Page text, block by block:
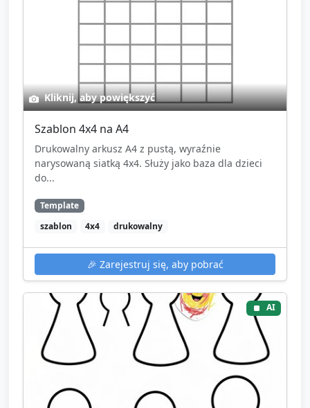
Kliknij, aby powiększyć
Szablon 4x4 na A4
Drukowalny arkusz A4 z pustą, wyraźnie
narysowaną siatką 4x4. Służy jako baza dla dzieci
do...
Template
szablon
4x4 drukowalny
🎉 Zarejestruj się, aby pobrać
AI